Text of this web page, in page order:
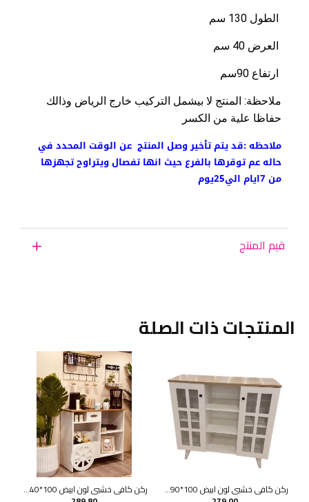
حفاظا علية من الكسر
ملاحظه :قد يتم تأخير وصل المنتج عن الوقت المحدد في
حاله عم توقرها بالفرع حيث انها تفصال ويتراوح تجهزها
من 7ايام الي25يوم
قيم المنتج
المنتجات ذات الصلة
ركن كافي خشبي لون ابيض 100*90*33 سم ركن كافي خشبي لون ابيض 100*40*88 سم